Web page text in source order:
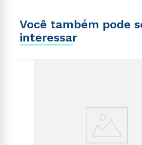
Você também pode
interessar